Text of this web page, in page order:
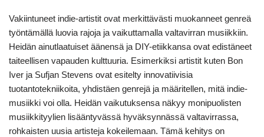
Vakiintuneet indie-artistit ovat merkittävästi muokanneet genreä
työntämällä luovia rajoja ja vaikuttamalla valtavirran musiikkiin.
Heidän ainutlaatuiset äänensä ja DIY-etiikkansa ovat edistäneet
taiteellisen vapauden kulttuuria. Esimerkiksi artistit kuten Bon
Iver ja Sufjan Stevens ovat esitelty innovatiivisia
tuotantotekniikoita, yhdistäen genrejä ja määritellen, mitä indie-
musiikki voi olla. Heidän vaikutuksensa näkyy monipuolisten
musiikkityylien lisääntyvässä hyväksynnässä valtavirrassa,
rohkaisten uusia artisteja kokeilemaan. Tämä kehitys on